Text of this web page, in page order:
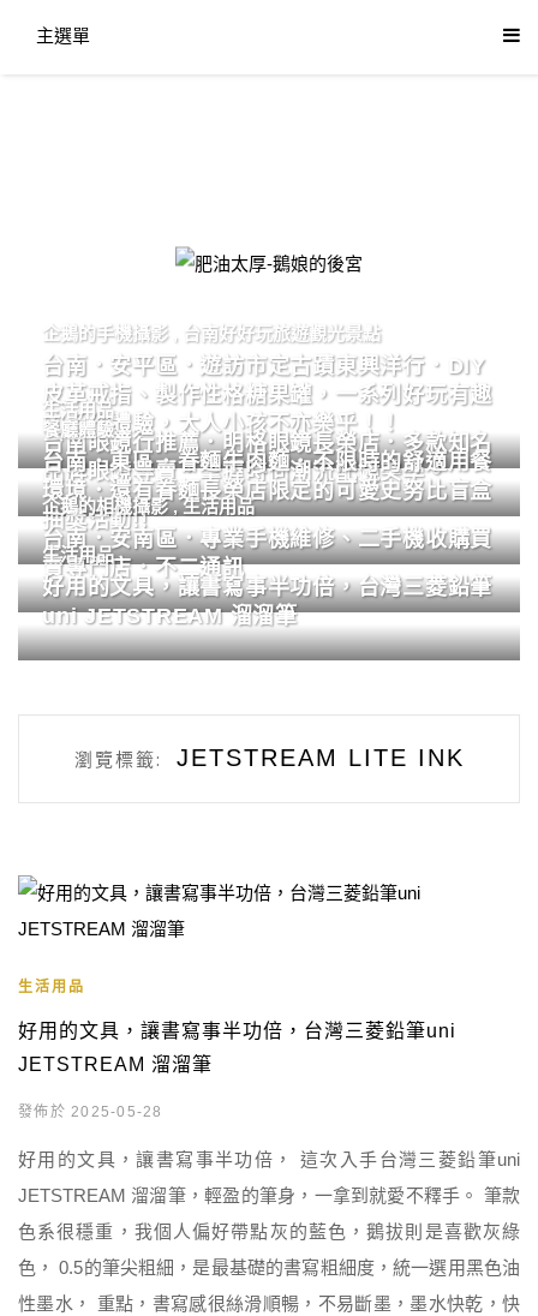
主選單
肥油太厚-鵝娘的後宮
企鵝的手機攝影 台南好好玩旅遊觀光景點
台南．安平區．遊訪市定古蹟東興洋行．DIY
皮革戒指、製作性格糖果罐，一系列好玩有趣
的手作體驗，大人小孩不亦樂乎！！
生活用品
台南眼鏡行推薦．明格眼鏡長榮店．多款知名
品牌眼鏡專賣．掌握時尚潮流配鏡美學。
餐廳體驗
台南．東區．眷麵牛肉麵．不限時的舒適用餐
環境．還有眷麵長榮店限定的可愛史努比盲盒
抽獎活動!!
企鵝的相機攝影,生活用品
台南．安南區．專業手機維修、二手機收購買
賣專門店．不二通訊
生活用品
好用的文具，讓書寫事半功倍，台灣三菱鉛筆
uni JETSTREAM 溜溜筆
瀏覽標籤: JETSTREAM LITE INK
生活用品
好用的文具，讓書寫事半功倍，台灣三菱鉛筆uni
JETSTREAM 溜溜筆
發佈於 2025-05-28
好用的文具，讓書寫事半功倍， 這次入手台灣三菱鉛筆uni
JETSTREAM 溜溜筆，輕盈的筆身，一拿到就愛不釋手。 筆款
色系很穩重，我個人偏好帶點灰的藍色，鵝拔則是喜歡灰綠
色， 0.5的筆尖粗細，是最基礎的書寫粗細度，統一選用黑色油
性墨水， 重點，書寫感很絲滑順暢，不易斷墨，墨水快乾，快